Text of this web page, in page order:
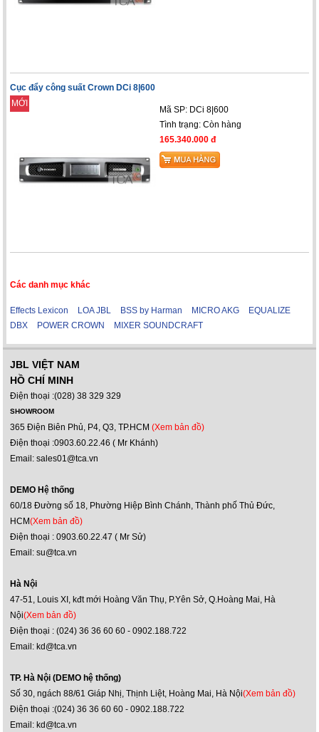
Cục đẩy công suất Crown DCi 8|600
MỚI
Mã SP: DCi 8|600
Tình trạng: Còn hàng
165.340.000 đ
Các danh mục khác
Effects Lexicon LOA JBL BSS by Harman MICRO AKG
EQUALIZE
DBX
POWER CROWN MIXER SOUNDCRAFT
JBL VIỆT NAM
HỒ CHÍ MINH
Điện thoại :(028) 38 329 329
SHOWROOM
365 Điện Biên Phủ, P4, Q3, TP.HCM(Xem bản đồ)
Điện thoại :0903.60.22.46 ( Mr Khánh)
Email: sales01@tca.vn
DEMO Hệ thống
60/18 Đường số 18, Phường Hiệp Bình Chánh, Thành phố Thủ Đức,
HCM(Xem bản đồ)
Điện thoại : 0903.60.22.47 ( Mr Sử)
Email: su@tca.vn
Hà Nội
47-51, Louis XI, kđt mới Hoàng Văn Thụ, P.Yên Sở, Q.Hoàng Mai, Hà
Nội(Xem bản đồ)
Điện thoại : (024) 36 36 60 60 - 0902.188.722
Email: kd@tca.vn
TP. Hà Nội (DEMO hệ thống)
Số 30, ngách 88/61 Giáp Nhị, Thịnh Liệt, Hoàng Mai, Hà Nội(Xem bản đồ)
Điện thoại :(024) 36 36 60 60 - 0902.188.722
Email: kd@tca.vn